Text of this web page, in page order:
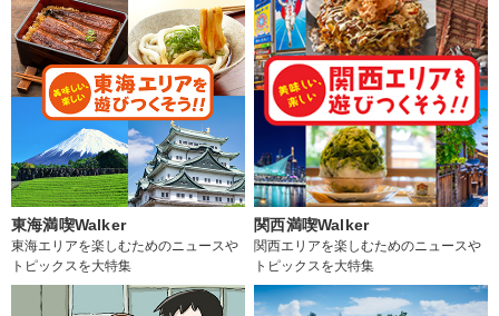
東海満喫Walker
東海エリアを楽しむためのニュースや
トピックスを大特集
関西満喫Walker
関西エリアを楽しむためのニュースや
トピックスを大特集